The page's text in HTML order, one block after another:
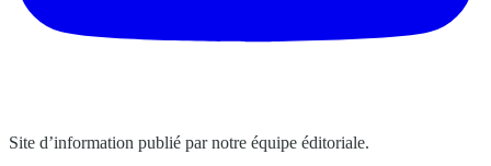
Site d’information publié par notre équipe éditoriale.